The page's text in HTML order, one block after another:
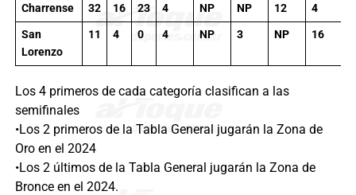
Charrense 32 16 23 4 NP NP 12 4
San
Lorenzo
11 4 0 4 NP 3 NP 16
Los 4 primeros de cada categoría clasifican a las
semifinales
•Los 2 primeros de la Tabla General jugarán la Zona de
Oro en el 2024
•Los 2 últimos de la Tabla General jugarán la Zona de
Bronce en el 2024.